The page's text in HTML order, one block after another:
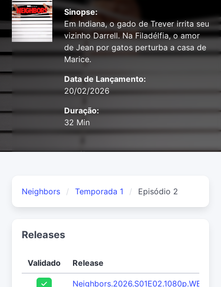
Sinopse:
Em Indiana, o gado de Trever irrita seu
vizinho Darrell. Na Filadélfia, o amor
de Jean por gatos perturba a casa de
Marice.
Data de Lançamento:
20/02/2026
Duração:
32 Min
Neighbors Temporada 1 Episódio 2
Releases
Validado Release